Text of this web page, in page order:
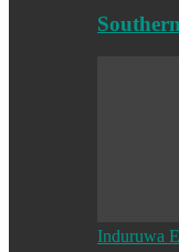
Induruwa